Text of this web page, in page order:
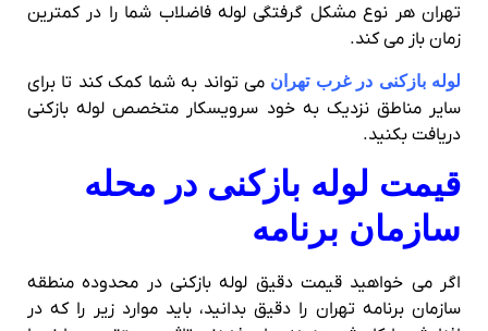
تهران هر نوع مشکل گرفتگی لوله فاضلاب شما را در کمترین
زمان باز می کند.
لوله بازکنی در غرب تهران می تواند به شما کمک کند تا برای
سایر مناطق نزدیک به خود سرویسکار متخصص لوله بازکنی
دریافت بکنید.
قیمت لوله بازکنی در محله
سازمان برنامه
اگر می خواهید قیمت دقیق لوله بازکنی در محدوده منطقه
سازمان برنامه تهران را دقیق بدانید، باید موارد زیر را که در